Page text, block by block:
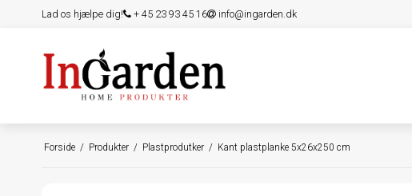
Lad os hjælpe dig! + 45 23 93 45 16 info@ingarden.dk
Forside / Produkter / Plastprodutker / Kant plastplanke 5x26x250 cm